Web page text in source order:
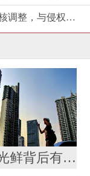
茉莉奶白回应“降薪风波”：系灵活用工考核调整，与侵权案无关
业绩光鲜背后有发展焦虑 贝壳未来“找房”不轻松